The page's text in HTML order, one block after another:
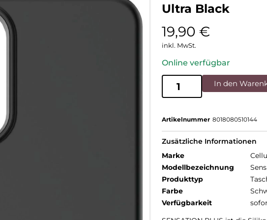
Ultra Black
19,90 €
inkl. MwSt.
Online verfügbar
In den
Artikelnummer 8018080510144
Zusätzliche Informationen
Marke
Modellbezeichnung
Produkttyp
Farbe
Verfügbarkeit